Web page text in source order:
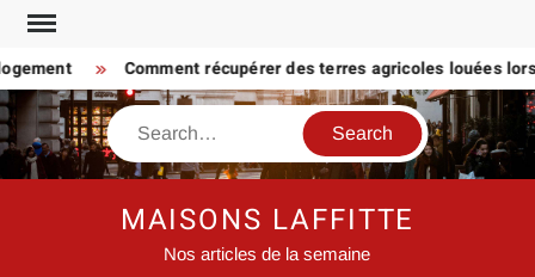
Skip
content
Comment récupérer des terres agricoles louées
Search
MAISONS LAFFITTE
Nos articles de la semaine